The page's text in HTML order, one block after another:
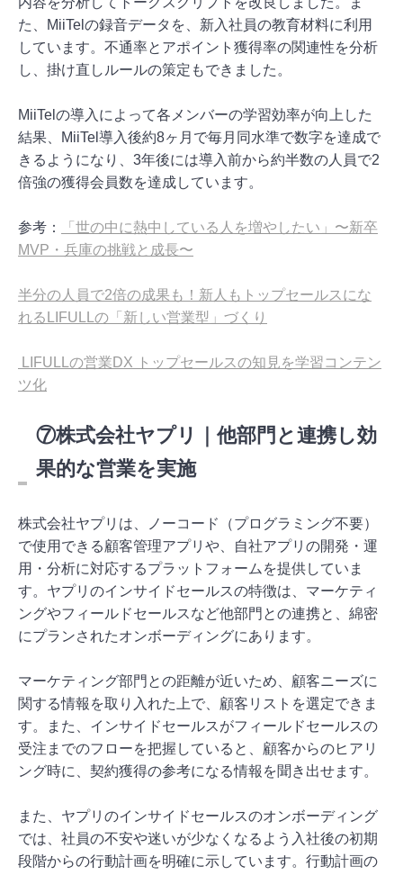
た、MiiTelの録音データを、新入社員の教育材料に利用
しています。不通率とアポイント獲得率の関連性を分析
し、掛け直しルールの策定もできました。
MiiTelの導入によって各メンバーの学習効率が向上した
結果、MiiTel導入後約8ヶ月で毎月同水準で数字を達成で
きるようになり、3年後には導入前から約半数の人員で2
倍強の獲得会員数を達成しています。
参考：
「世の中に熱中している人を増やしたい」〜新卒
MVP・兵庫の挑戦と成長〜
半分の人員で2倍の成果も！新人もトップセールスにな
れるLIFULLの「新しい営業型」づくり
LIFULLの営業DX トップセールスの知見を学習コンテン
ツ化
⑦株式会社ヤプリ｜他部門と連携し効
果的な営業を実施
株式会社ヤプリは、ノーコード（プログラミング不要）
で使用できる顧客管理アプリや、自社アプリの開発・運
用・分析に対応するプラットフォームを提供していま
す。ヤプリのインサイドセールスの特徴は、マーケティ
ングやフィールドセールスなど他部門との連携と、綿密
にプランされたオンボーディングにあります。
マーケティング部門との距離が近いため、顧客ニーズに
関する情報を取り入れた上で、顧客リストを選定できま
す。また、インサイドセールスがフィールドセールスの
受注までのフローを把握していると、顧客からのヒアリ
ング時に、契約獲得の参考になる情報を聞き出せます。
また、ヤプリのインサイドセールスのオンボーディング
では、社員の不安や迷いが少なくなるよう入社後の初期
段階からの行動計画を明確に示しています。行動計画の